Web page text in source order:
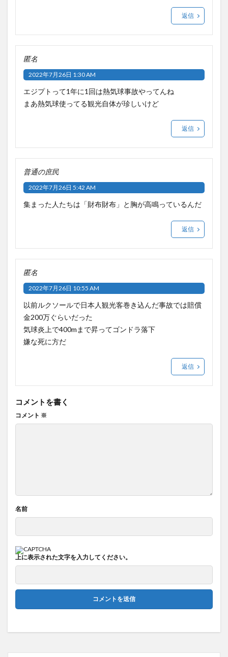
返信
匿名
2022年7月26日 1:30 AM
エジプトって1年に1回は熱気球事故やってんね
まあ熱気球使ってる観光自体が珍しいけど
返信
普通の庶民
2022年7月26日 5:42 AM
集まった人たちは「財布財布」と胸が高鳴っているんだ
返信
匿名
2022年7月26日 10:55 AM
以前ルクソールで日本人観光客巻き込んだ事故では賠償
金200万ぐらいだった
気球炎上で400mまで昇ってゴンドラ落下
嫌な死に方だ
返信
コメントを書く
コメント ※
名前
上に表示された文字を入力してください。